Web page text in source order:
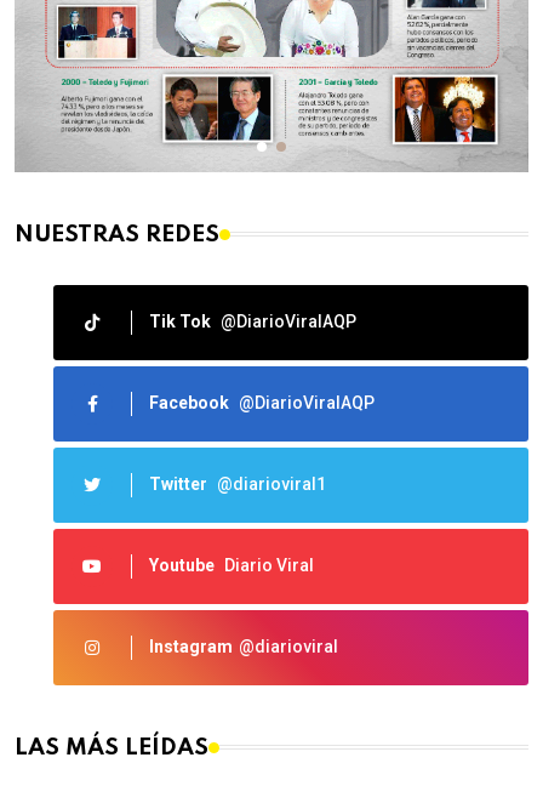
NUESTRAS REDES
Tik Tok @DiarioViralAQP
Facebook @DiarioViralAQP
Twitter @diarioviral1
Youtube Diario Viral
Instagram @diarioviral
LAS MÁS LEÍDAS